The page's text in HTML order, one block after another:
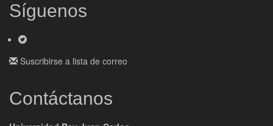
Síguenos
Suscribirse a lista de correo
Contáctanos